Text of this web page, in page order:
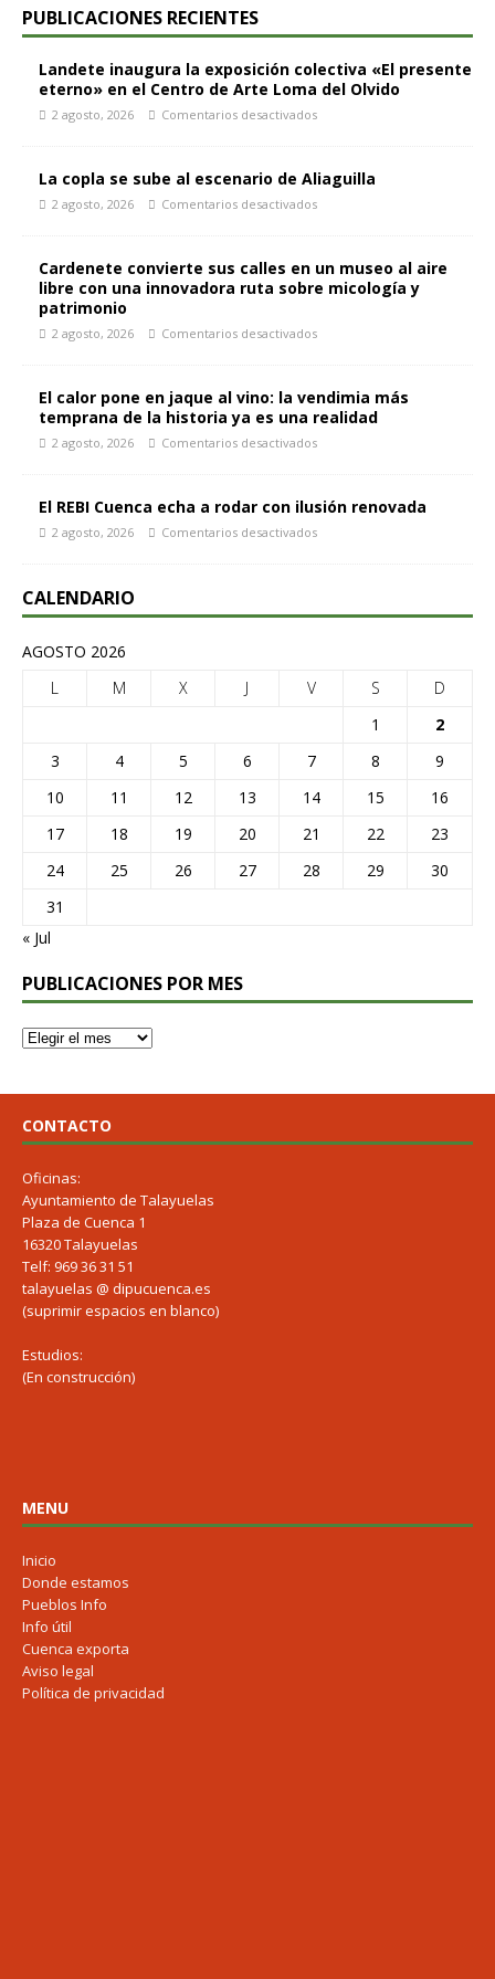
PUBLICACIONES RECIENTES
Landete inaugura la exposición colectiva «El presente
eterno» en el Centro de Arte Loma del Olvido
2 agosto, 2026 Comentarios desactivados
La copla se sube al escenario de Aliaguilla
2 agosto, 2026 Comentarios desactivados
Cardenete convierte sus calles en un museo al aire
libre con una innovadora ruta sobre micología y
patrimonio
2 agosto, 2026 Comentarios desactivados
El calor pone en jaque al vino: la vendimia más
temprana de la historia ya es una realidad
2 agosto, 2026 Comentarios desactivados
El REBI Cuenca echa a rodar con ilusión renovada
2 agosto, 2026 Comentarios desactivados
CALENDARIO
AGOSTO 2026
L
M X J V S
D
1
2
3
4 5 6 7 8
9
10
11 12 13 14 15
16
17
18 19 20 21 22
23
24
25 26 27 28 29
30
31
« Jul
PUBLICACIONES POR MES
CONTACTO
Oficinas:
Ayuntamiento de Talayuelas
Plaza de Cuenca 1
16320 Talayuelas
Telf: 969 36 31 51
talayuelas @ dipucuenca.es
(suprimir espacios en blanco)
Estudios:
(En construcción)
MENU
Inicio
Donde estamos
Pueblos Info
Info útil
Cuenca exporta
Aviso legal
Política de privacidad